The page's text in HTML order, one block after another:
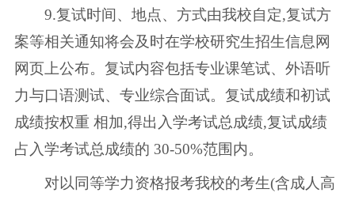
9.复试时间、地点、方式由我校自定,复试方
案等相关通知将会及时在学校研究生招生信息网
网页上公布。复试内容包括专业课笔试、外语听
力与口语测试、专业综合面试。复试成绩和初试
成绩按权重 相加,得出入学考试总成绩,复试成绩
占入学考试总成绩的 30-50%范围内。
对以同等学力资格报考我校的考生(含成人高